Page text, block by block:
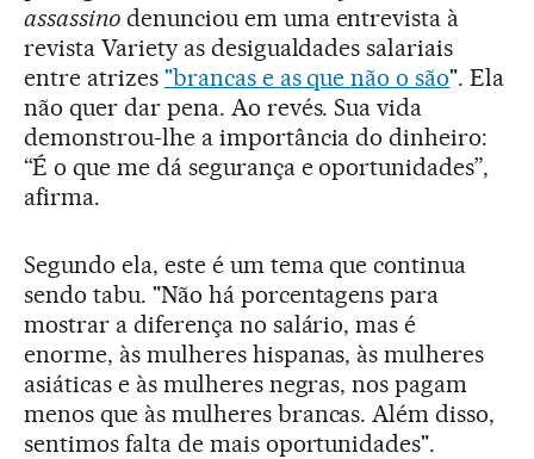
assassinodenunciou em uma entrevista à
revista Variety as desigualdades salariais
entre atrizes "brancas e as que não o são". Ela
não quer dar pena. Ao revés. Sua vida
demonstrou-lhe a importância do dinheiro:
“É o que me dá segurança e oportunidades”,
afirma.
Segundo ela, este é um tema que continua
sendo tabu. "Não há porcentagens para
mostrar a diferença no salário, mas é
enorme, às mulheres hispanas, às mulheres
asiáticas e às mulheres negras, nos pagam
menos que às mulheres brancas. Além disso,
sentimos falta de mais oportunidades".